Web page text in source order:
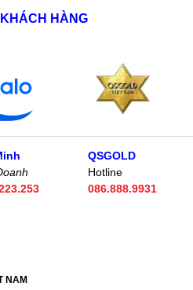
HÀNG
QSGOLD
Hotline
086.888.9931
NAM